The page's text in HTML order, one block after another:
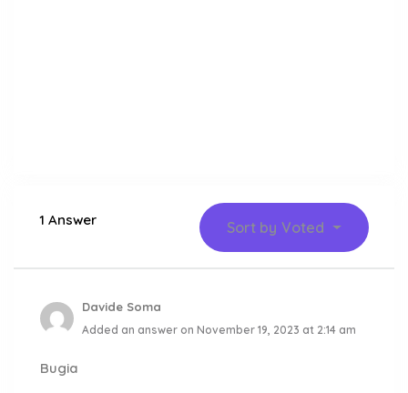
1 Answer Sort by Voted
Davide Soma
Added an answer on November 19, 2023 at 2:14 am
Bugia